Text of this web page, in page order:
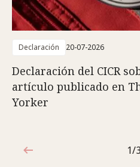
Declaración 20-07-2026
Declaración del CICR
artículo publicado en
Yorker
1/3